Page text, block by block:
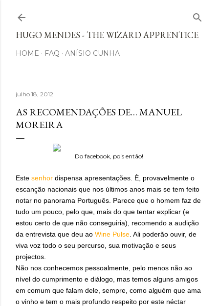
HUGO MENDES - THE WIZARD APPRENTICE
HOME FAQ ANÍSIO CUNHA
julho 18, 2012
AS RECOMENDAÇÕES DE… MANUEL
MOREIRA
Do facebook, pois então!
Este senhor dispensa apresentações. È, provavelmente o
escanção nacionais que nos últimos anos mais se tem feito
notar no panorama Português. Parece que o homem faz de
tudo um pouco, pelo que, mais do que tentar explicar (e
estou certo de que não conseguiria), recomendo a audição
da entrevista que deu ao Wine Pulse . Ali poderão ouvir, de
viva voz todo o seu percurso, sua motivação e seus
projectos.
Não nos conhecemos pessoalmente, pelo menos não ao
nível do cumprimento e diálogo, mas temos alguns amigos
em comum que falam dele, sempre, como alguém que ama
o vinho e tem o mais profundo respeito por este néctar